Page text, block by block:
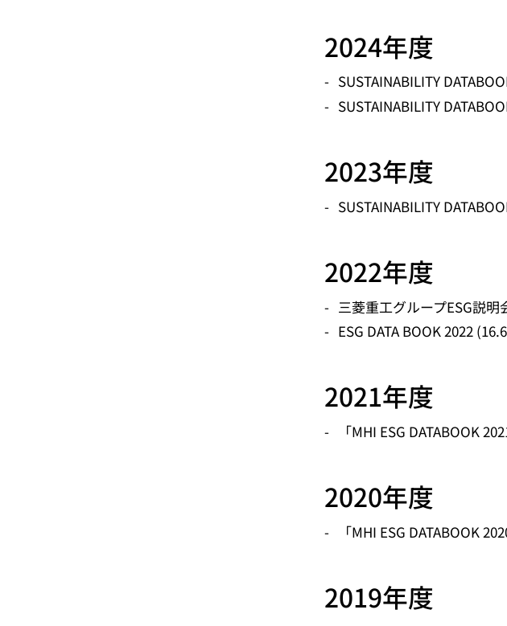
2024年度
SUSTAINABILITY
SUSTAINABILITY
2023年度
SUSTAINABILITY
2022年度
三菱重工グループESG説明
ESG DATA BOOK 2022
2021年度
「MHI ESG DATABOOK
2020年度
「MHI ESG DATABOOK
2019年度